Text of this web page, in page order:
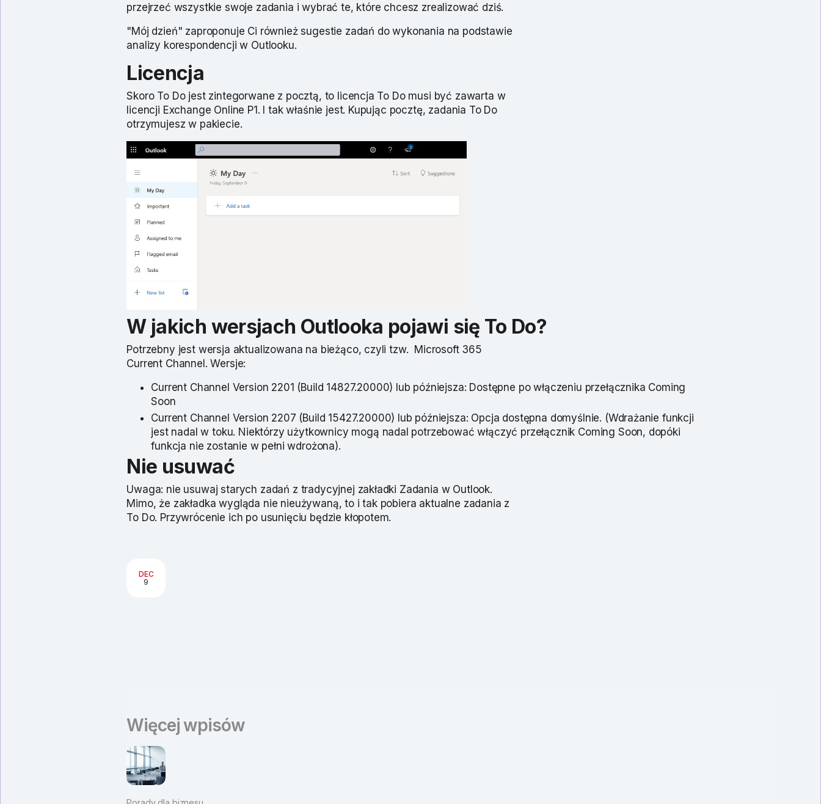
przejrzeć wszystkie swoje zadania i wybrać te, które chcesz zrealizować dziś.
"Mój dzień" zaproponuje Ci również sugestie zadań do wykonania na podstawie
analizy korespondencji w Outlooku.
Licencja
Skoro To Do jest zintegorwane z pocztą, to licencja To Do musi być zawarta w
licencji Exchange Online P1. I tak właśnie jest. Kupując pocztę, zadania To Do
otrzymujesz w pakiecie.
W jakich wersjach Outlooka pojawi się To Do?
Potrzebny jest wersja aktualizowana na bieżąco, czyli tzw. Microsoft 365
Current Channel. Wersje:
Current Channel Version 2201 (Build 14827.20000) lub późniejsza: Dostępne po włączeniu przełącznika Coming
Soon
Current Channel Version 2207 (Build 15427.20000) lub późniejsza: Opcja dostępna domyślnie. (Wdrażanie funkcji
jest nadal w toku. Niektórzy użytkownicy mogą nadal potrzebować włączyć przełącznik Coming Soon, dopóki
funkcja nie zostanie w pełni wdrożona).
Nie usuwać
Uwaga: nie usuwaj starych zadań z tradycyjnej zakładki Zadania w Outlook.
Mimo, że zakładka wygląda nie nieużywaną, to i tak pobiera aktualne zadania z
To Do. Przywrócenie ich po usunięciu będzie kłopotem.
DEC
9
Więcej wpisów